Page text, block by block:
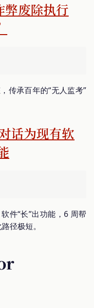
弊废除执行
传承百年的“无人监考”
话为现有软
件“长”出功能，6 周帮
径极短。